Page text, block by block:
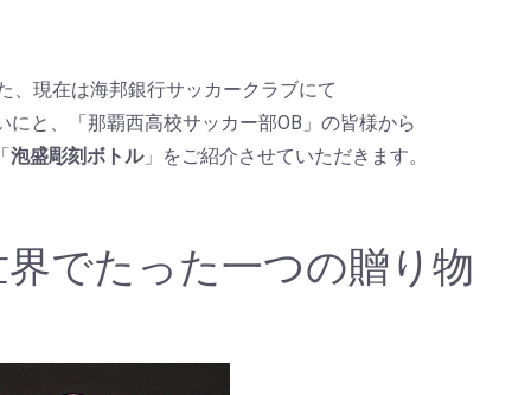
、現在は海邦銀行サッカークラブにて
と、「那覇西高校サッカー部OB」の皆様から
泡盛彫刻ボトル」をご紹介させていただきます。
でたった一つの贈り物